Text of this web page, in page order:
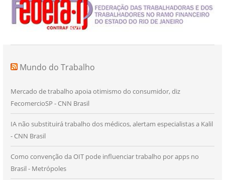
Mundo do Trabalho
Mercado de trabalho apoia otimismo do consumidor, diz
FecomercioSP - CNN Brasil
IA não substituirá trabalho dos médicos, alertam especialistas a Kalil
- CNN Brasil
Como convenção da OIT pode influenciar trabalho por apps no
Brasil - Metrópoles